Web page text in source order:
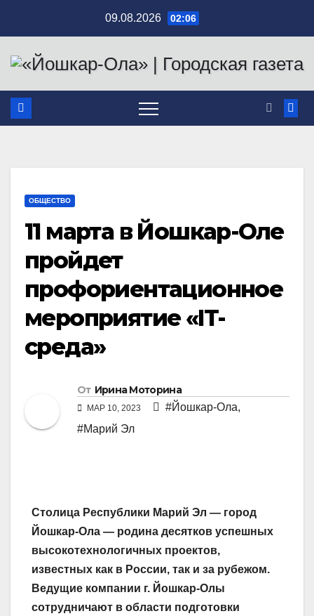
содержимому
09.08.2026 02:06
ОБЩЕСТВО
11 марта в Йошкар-Оле
пройдет
профориентационное
мероприятие «IT-
cреда»
От Ирина Моторина
МАР 10, 2023 #Йошкар-Ола,
#Марий Эл
Столица Республики Марий Эл — город
Йошкар-Ола — родина десятков успешных
высокотехнологичных проектов,
известных как в России, так и за рубежом.
Ведущие компании г. Йошкар-Олы
сотрудничают в области подготовки